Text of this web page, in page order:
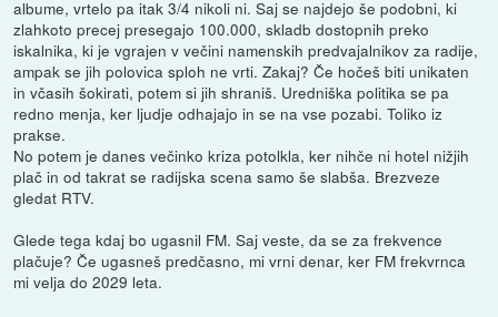
albume, vrtelo pa itak 3/4 nikoli ni. Saj se najdejo še podobni, ki
zlahkoto precej presegajo 100.000, skladb dostopnih preko
iskalnika, ki je vgrajen v večini namenskih predvajalnikov za radije,
ampak se jih polovica sploh ne vrti. Zakaj? Če hočeš biti unikaten
in včasih šokirati, potem si jih shraniš. Uredniška politika se pa
redno menja, ker ljudje odhajajo in se na vse pozabi. Toliko iz
prakse.
No potem je danes večinko kriza potolkla, ker nihče ni hotel nižjih
plač in od takrat se radijska scena samo še slabša. Brezveze
gledat RTV.
Glede tega kdaj bo ugasnil FM. Saj veste, da se za frekvence
plačuje? Če ugasneš predčasno, mi vrni denar, ker FM frekvrnca
mi velja do 2029 leta.